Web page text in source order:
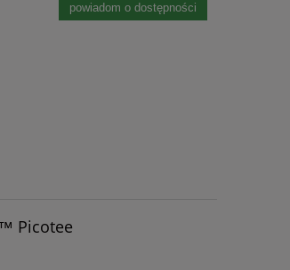
powiadom o dostępności
Picotee